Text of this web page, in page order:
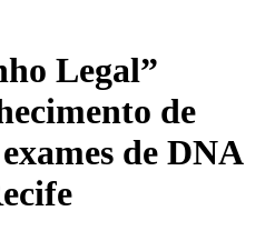
Legal”
de
de DNA